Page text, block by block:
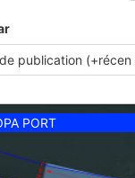
PORT